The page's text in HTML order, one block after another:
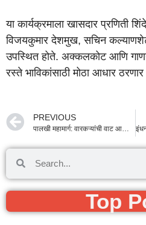
या कार्यक्रमाला खासदार प्रणिती
विजयकुमार देशमुख, सचिन
उपस्थित होते. अक्कलकोट आणि
रस्ते भाविकांसाठी मोठा आधार
PREVIOUS
पालखी महामार्ग: वारकऱ्यांची वाट आता सुखकर! ८० टक्के काम पूर्ण; नितीन गडकरींनी केली प्रत्यक्ष पाहणी
Top